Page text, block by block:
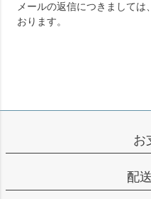
メールの返信につきまして
おります。
お
配